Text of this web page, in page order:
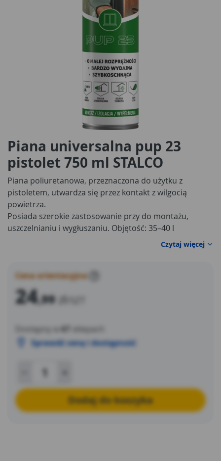
Piana universalna pup 23
pistolet 750 ml STALCO
Piana poliuretanowa, przeznaczona do użytku z
pistoletem, utwardza się przez kontakt z wilgocią
powietrza.
Posiada szerokie zastosowanie przy do montażu,
uszczelnianiu i wygłuszaniu. Objętość: 35–40 l
Czytaj więcej
Cena orientacyjna
24,99 zł
Dostępny w 67
sklepach
Sprawdź cenę i dostępność
Dodaj do koszyka